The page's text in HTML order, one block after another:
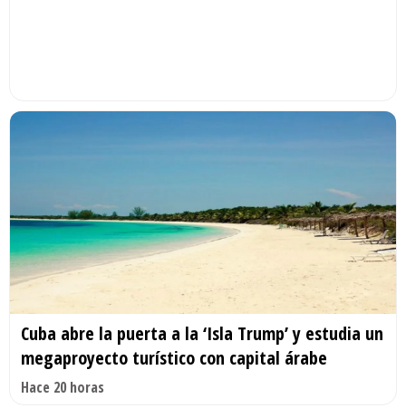
Cuba abre la puerta a la ‘Isla Trump’ y estudia un
megaproyecto turístico con capital árabe
Hace 20 horas